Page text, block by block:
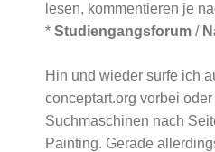
lesen, kommentieren je
* Studiengangsforum /
Hin und wieder surfe ich
conceptart.org vorbei
Suchmaschinen nach
Painting. Gerade